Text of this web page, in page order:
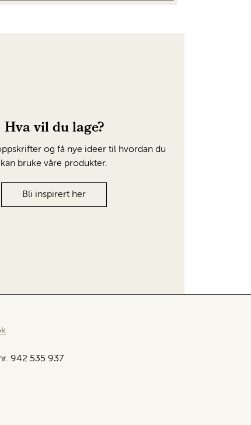
Hva vil du lage?
og få nye ideer til hvordan du
kan bruke våre produkter.
Bli inspirert her
942 535 937